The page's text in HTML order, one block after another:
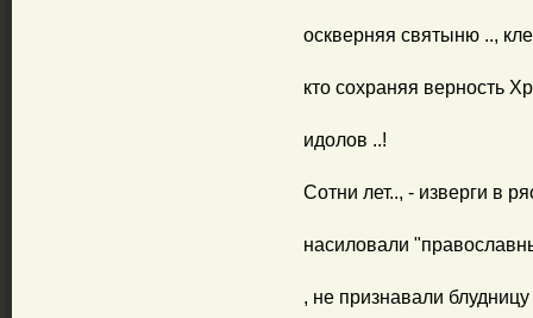
оскверняя святыню ..,
кто сохраняя верность
идолов ..!
Сотни лет.., - изверги в
насиловали
, не признавали